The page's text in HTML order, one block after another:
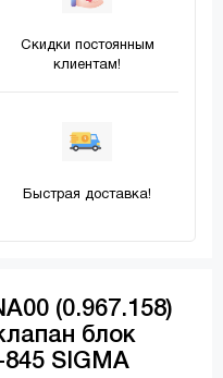
Скидки постоянным
клиентам!
Быстрая доставка!
(0.967.158)
блок
SIGMA